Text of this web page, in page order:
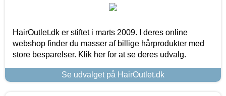
HairOutlet.dk er stiftet i marts 2009. I deres online
webshop finder du masser af billige hårprodukter med
store besparelser. Klik her for at se deres udvalg.
Se udvalget på HairOutlet.dk